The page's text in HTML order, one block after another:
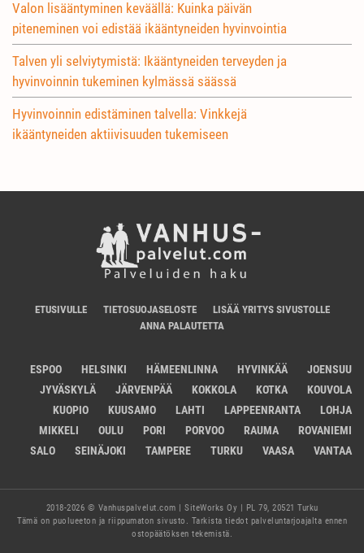
Valon lisääntyminen keväällä: Kuinka päivän
piteneminen voi edistää ikääntyneiden hyvinvointia
Talven yli selviytymistä: Ikääntyneiden terveyden ja
hyvinvoinnin tukeminen kylmässä säässä
Hyvinvoinnin edistäminen talvella: Vinkkejä
ikääntyneiden aktiivisuuden tukemiseen
ETUSIVULLE TIETOSUOJASELOSTE
LISÄÄ YRITYS SIVUSTOLLE
ANNA PALAUTETTA
ESPOO HELSINKI HÄMEENLINNA HYVINKÄÄ
JOENSUU
JYVÄSKYLÄ
JÄRVENPÄÄ KOKKOLA KOTKA
KOUVOLA
KUOPIO
KUUSAMO LAHTI LAPPEENRANTA
LOHJA
MIKKELI
OULU PORI PORVOO RAUMA
ROVANIEMI
SALO
SEINÄJOKI TAMPERE TURKU VAASA VANTAA
2018-2026 © Vanhuspalvelut.com | SiteWorks Oy | PL 79, 20521 Turku
Tämä on puolueeton ja riippumaton sivusto. Tarkista tiedot palveluntarjoajalta ennen
ostopäätöksen tekemistä.